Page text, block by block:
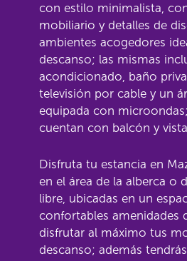
con estilo minimalista,
mobiliario y detalles de
ambientes acogedores
descanso; las mismas
acondicionado, baño
televisión por cable y un
equipada con
cuentan con balcón y
Disfruta tu estancia en
en el área de la alberca o
libre, ubicadas en un
confortables amenidades
disfrutar al máximo tus
descanso; además